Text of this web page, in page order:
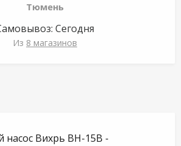
Тюмень
Сегодня
Из 8 магазинов
насос Вихрь ВН-15В -